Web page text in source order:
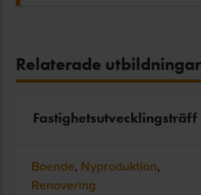
Relaterade utbildningar
Fastighetsutvecklingsträff
Boende, Nyproduktion,
Renovering